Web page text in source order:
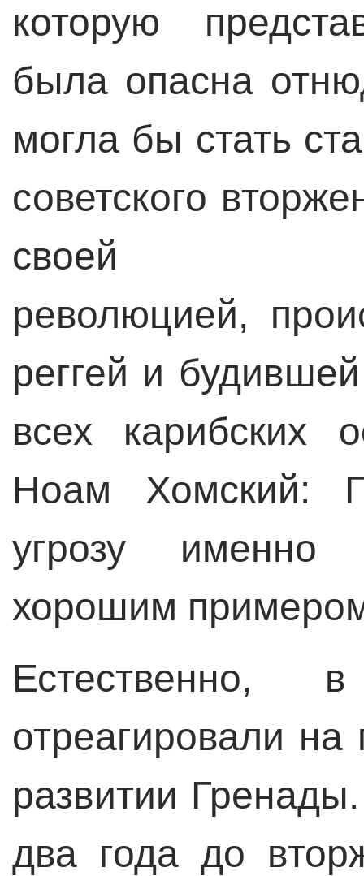
которую
была опасна
могла бы стать
советского
своей про-
революцией,
реггей и
всех карибских
Ноам Хомский:
угрозу
хорошим
отреагировали
развитии
два года до